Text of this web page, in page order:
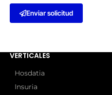
Enviar solicitud
VERTICALES
Hosdatia
Insuria